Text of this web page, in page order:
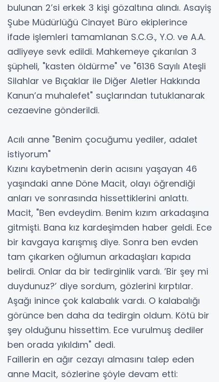
bulunan 2’si erkek 3 kişi gözaltına alındı. Asayiş
Şube Müdürlüğü Cinayet Büro ekiplerince
ifade işlemleri tamamlanan S.C.G., Y.O. ve A.A.
adliyeye sevk edildi. Mahkemeye çıkarılan 3
şüpheli, "kasten öldürme" ve "6136 Sayılı Ateşli
Silahlar ve Bıçaklar ile Diğer Aletler Hakkında
Kanun’a muhalefet" suçlarından tutuklanarak
cezaevine gönderildi.
Acılı anne "Benim çocuğumu yediler, adalet
istiyorum"
Kızını kaybetmenin derin acısını yaşayan 46
yaşındaki anne Döne Macit, olayı öğrendiği
anları ve sonrasında hissettiklerini anlattı.
Macit, "Ben evdeydim. Benim kızım arkadaşına
gitmişti. Bana kız kardeşimden haber geldi. Ece
bir kavgaya karışmış diye. Sonra ben evden
tam çıkarken oğlumun arkadaşları kapıda
belirdi. Onlar da bir tedirginlik vardı. ’Bir şey mi
duydunuz?’ diye sordum, gözlerini kırptılar.
Aşağı inince çok kalabalık vardı. O kalabalığı
görünce ben daha da tedirgin oldum. Kötü bir
şey olduğunu hissettim. Ece vurulmuş dediler
ben orada yıkıldım" dedi.
Faillerin en ağır cezayı almasını talep eden
anne Macit, sözlerine şöyle devam etti: